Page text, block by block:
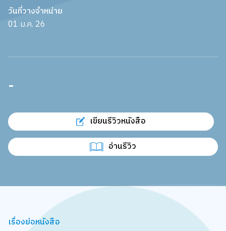
วันที่วางจำหน่าย
01 ม.ค. 26
-
เขียนรีวิวหนังสือ
อ่านรีวิว
เรื่องย่อหนังสือ